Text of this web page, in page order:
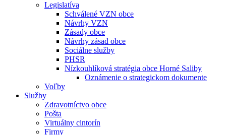
Legislatíva
Schválené VZN obce
Návrhy VZN
Zásady obce
Návrhy zásad obce
Sociálne služby
PHSR
Nízkouhlíková stratégia obce Horné Saliby
Oznámenie o strategickom dokumente
Voľby
Služby
Zdravotníctvo obce
Pošta
Virtuálny cintorín
Firmy